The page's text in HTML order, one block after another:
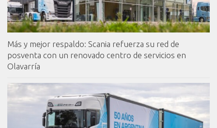
Más y mejor respaldo: Scania refuerza su red de
posventa con un renovado centro de servicios en
Olavarría